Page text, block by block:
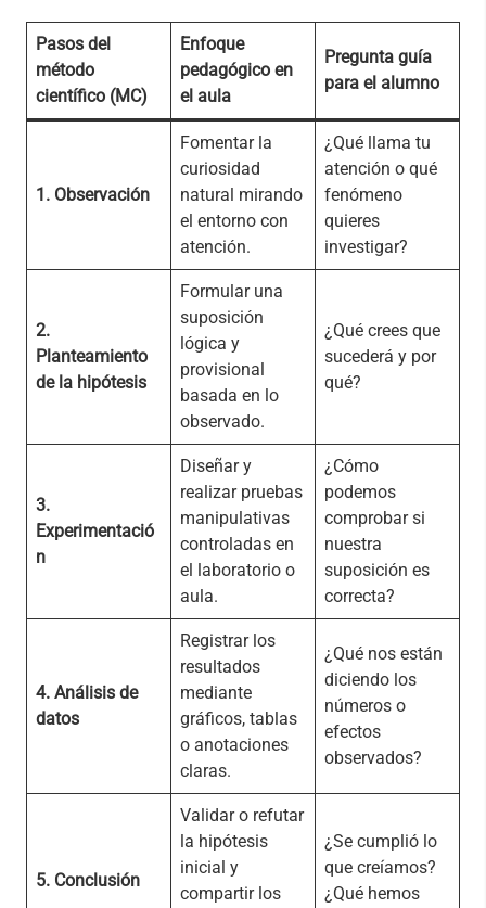
Pasos del
método
científico (MC)
Enfoque
pedagógico en
el aula
Pregunta guía
para el alumno
1. Observación
Fomentar la
curiosidad
natural mirando
el entorno con
atención.
¿Qué llama tu
atención o qué
fenómeno
quieres
investigar?
2.
Planteamiento
de la hipótesis
Formular una
suposición
lógica y
provisional
basada en lo
observado.
¿Qué crees que
sucederá y por
qué?
3.
Experimentació
n
Diseñar y
realizar pruebas
manipulativas
controladas en
el laboratorio o
aula.
¿Cómo
podemos
comprobar si
nuestra
suposición es
correcta?
4. Análisis de
datos
Registrar los
resultados
mediante
gráficos, tablas
o anotaciones
claras.
¿Qué nos están
diciendo los
números o
efectos
observados?
5. Conclusión
Validar o refutar
la hipótesis
inicial y
compartir los
¿Se cumplió lo
que creíamos?
¿Qué hemos